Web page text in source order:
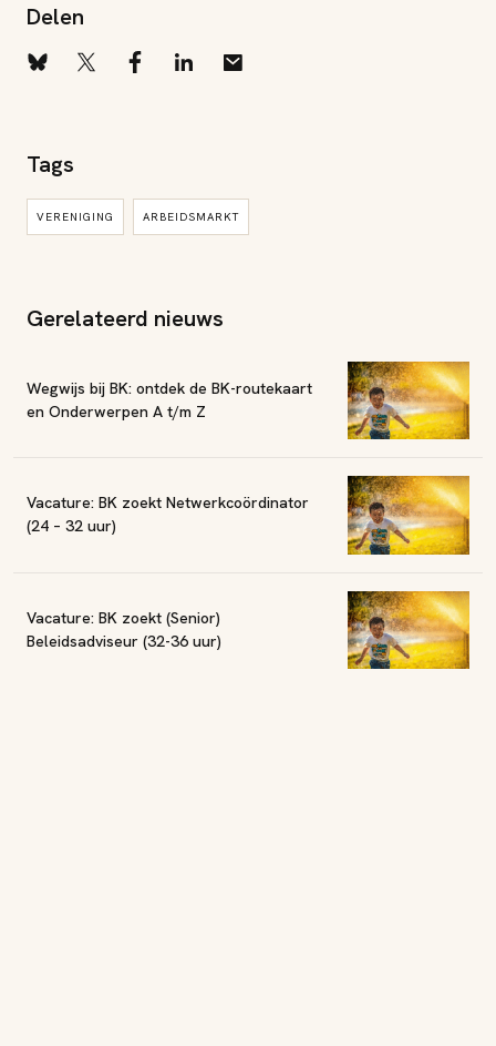
Delen
Tags
VERENIGING ARBEIDSMARKT
Gerelateerd nieuws
Wegwijs bij BK: ontdek de BK-routekaart
en Onderwerpen A t/m Z
Vacature: BK zoekt Netwerkcoördinator
(24 – 32 uur)
Vacature: BK zoekt (Senior)
Beleidsadviseur (32-36 uur)